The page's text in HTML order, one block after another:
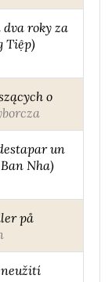
roky za
Tiệp)
o
un
Nha)
på